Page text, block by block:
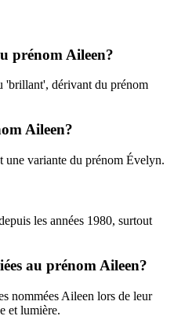
prénom Aileen?
'brillant', dérivant du prénom
Aileen?
une variante du prénom Évelyn.
les années 1980, surtout
au prénom Aileen?
nommées Aileen lors de leur
et lumière.